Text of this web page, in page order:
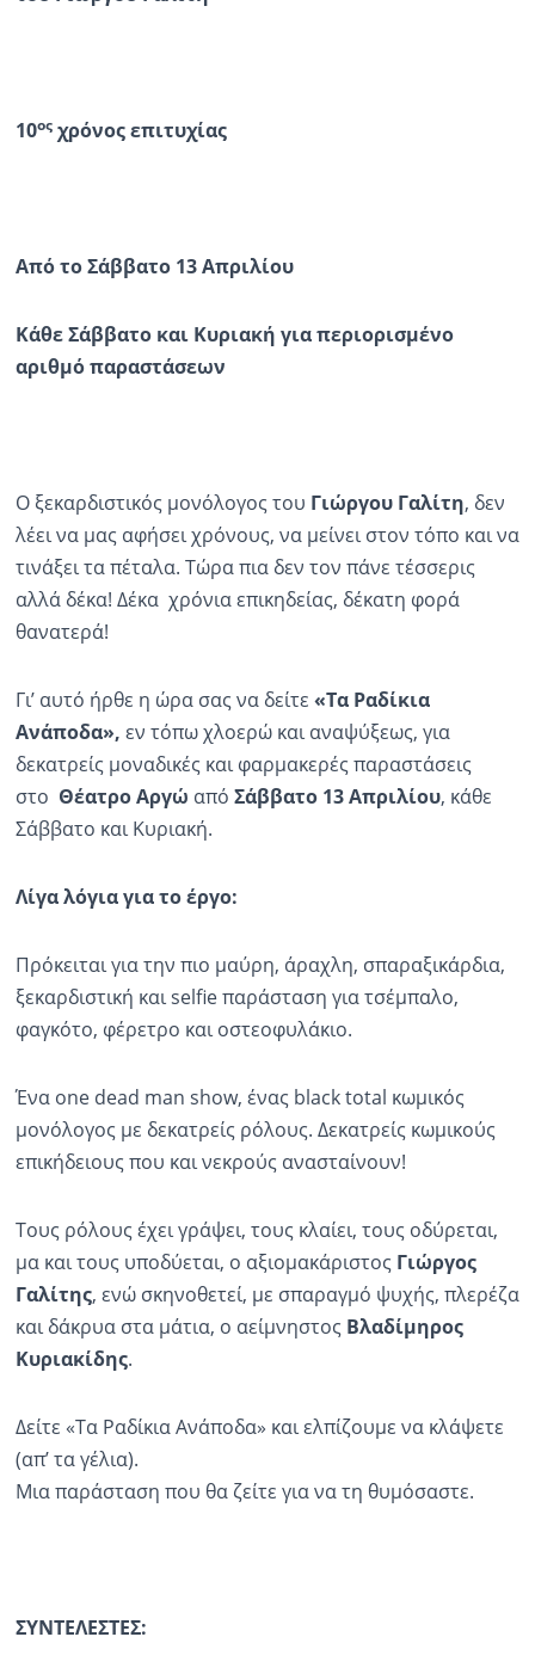
10οςχρόνος επιτυχίας
Από το Σάββατο 13 Απριλίου
Κάθε Σάββατο και Κυριακή για περιορισμένο
αριθμό παραστάσεων
Ο ξεκαρδιστικός μονόλογος του Γιώργου Γαλίτη, δεν
λέει να μας αφήσει χρόνους, να μείνει στον τόπο και να
τινάξει τα πέταλα. Τώρα πια δεν τον πάνε τέσσερις
αλλά δέκα! Δέκα χρόνια επικηδείας, δέκατη φορά
θανατερά!
Γι’ αυτό ήρθε η ώρα σας να δείτε «Τα Ραδίκια
Ανάποδα», εν τόπω χλοερώ και αναψύξεως, για
δεκατρείς μοναδικές και φαρμακερές παραστάσεις
στο Θέατρο Αργώ από Σάββατο 13 Απριλίου, κάθε
Σάββατο και Κυριακή.
Λίγα λόγια για το έργο:
Πρόκειται για την πιο μαύρη, άραχλη, σπαραξικάρδια,
ξεκαρδιστική και selfie παράσταση για τσέμπαλο,
φαγκότο, φέρετρο και οστεοφυλάκιο.
Ένα one dead man show, ένας black total κωμικός
μονόλογος με δεκατρείς ρόλους. Δεκατρείς κωμικούς
επικήδειους που και νεκρούς ανασταίνουν!
Τους ρόλους έχει γράψει, τους κλαίει, τους οδύρεται,
μα και τους υποδύεται, ο αξιομακάριστος Γιώργος
Γαλίτης, ενώ σκηνοθετεί, με σπαραγμό ψυχής, πλερέζα
και δάκρυα στα μάτια, ο αείμνηστος Βλαδίμηρος
Κυριακίδης.
Δείτε «Τα Ραδίκια Ανάποδα» και ελπίζουμε να κλάψετε
(απ’ τα γέλια).
Μια παράσταση που θα ζείτε για να τη θυμόσαστε.
ΣΥΝΤΕΛΕΣΤΕΣ: